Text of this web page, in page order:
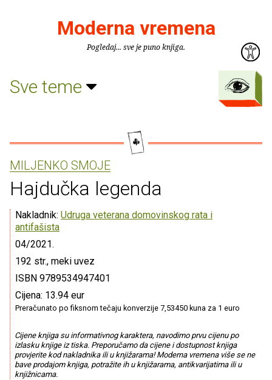
Moderna vremena
Pogledaj... sve je puno knjiga.
Sve teme
MILJENKO SMOJE
Hajdučka legenda
Nakladnik: Udruga veterana domovinskog rata i
antifašista
04/2021.
192 str., meki uvez
ISBN 9789534947401
Cijena: 13.94 eur
Preračunato po fiksnom tečaju konverzije 7,53450 kuna za 1 euro
Cijene knjiga su informativnog karaktera, navodimo prvu cijenu po
izlasku knjige iz tiska. Preporučamo da cijene i dostupnost knjiga
provjerite kod nakladnika ili u knjižarama! Moderna vremena više se ne
bave prodajom knjiga, potražite ih u knjižarama, antikvarijatima ili u
knjižnicama.